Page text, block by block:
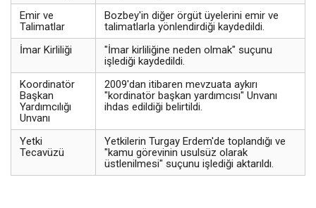
Emir ve
Talimatlar
Bozbey'in diğer örgüt üyelerini emir ve
talimatlarla yönlendirdiği kaydedildi.
İmar Kirliliği
"İmar kirliliğine neden olmak" suçunu
işlediği kaydedildi.
Koordinatör
Başkan
Yardımcılığı
Unvanı
2009'dan itibaren mevzuata aykırı
"kordinatör başkan yardımcısı" Unvanı
ihdas edildiği belirtildi.
Yetki
Tecavüzü
Yetkilerin Turgay Erdem'de toplandığı ve
"kamu görevinin usulsüz olarak
üstlenilmesi" suçunu işlediği aktarıldı.